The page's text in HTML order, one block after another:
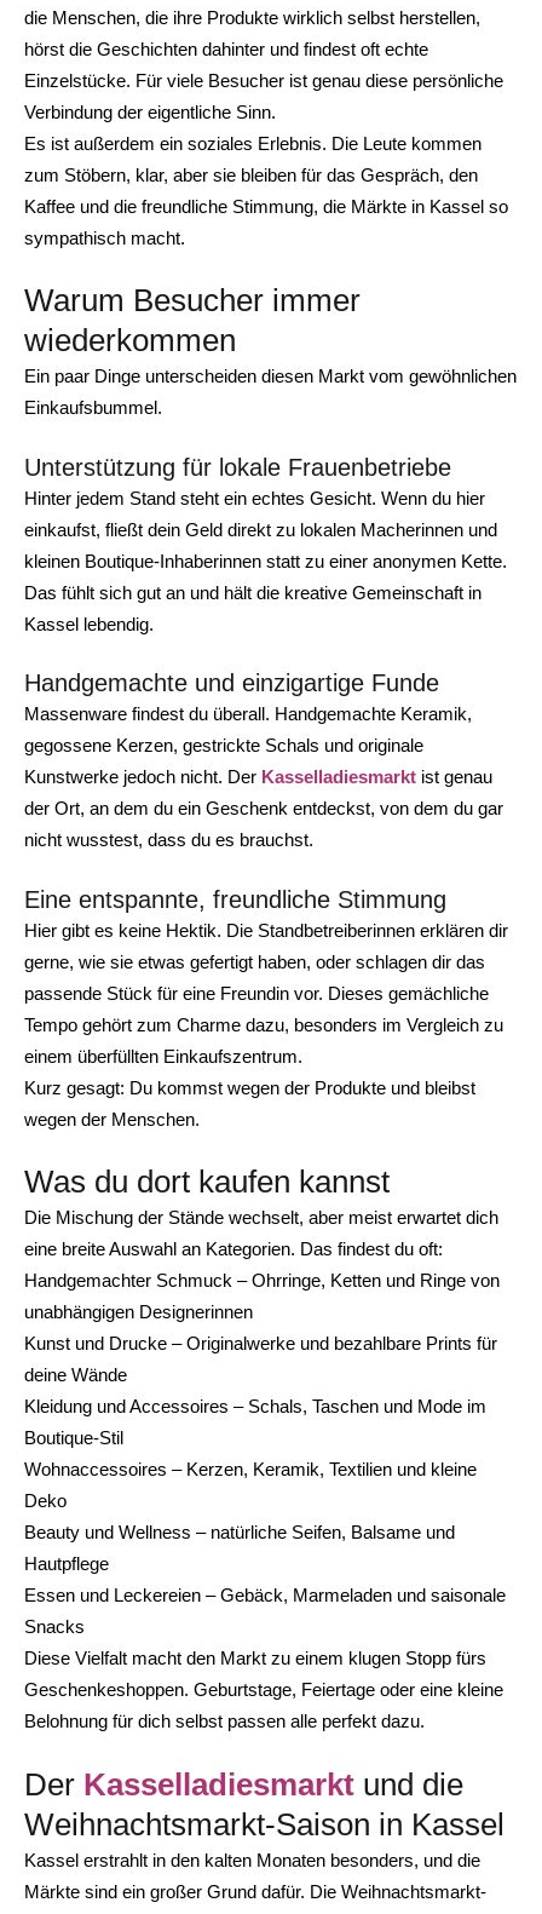
die Menschen, die ihre Produkte wirklich selbst herstellen,
hörst die Geschichten dahinter und findest oft echte
Einzelstücke. Für viele Besucher ist genau diese persönliche
Verbindung der eigentliche Sinn.
Es ist außerdem ein soziales Erlebnis. Die Leute kommen
zum Stöbern, klar, aber sie bleiben für das Gespräch, den
Kaffee und die freundliche Stimmung, die Märkte in Kassel so
sympathisch macht.
Warum Besucher immer
wiederkommen
Ein paar Dinge unterscheiden diesen Markt vom gewöhnlichen
Einkaufsbummel.
Unterstützung für lokale Frauenbetriebe
Hinter jedem Stand steht ein echtes Gesicht. Wenn du hier
einkaufst, fließt dein Geld direkt zu lokalen Macherinnen und
kleinen Boutique-Inhaberinnen statt zu einer anonymen Kette.
Das fühlt sich gut an und hält die kreative Gemeinschaft in
Kassel lebendig.
Handgemachte und einzigartige Funde
Massenware findest du überall. Handgemachte Keramik,
gegossene Kerzen, gestrickte Schals und originale
Kunstwerke jedoch nicht. Der Kasselladiesmarkt ist genau
der Ort, an dem du ein Geschenk entdeckst, von dem du gar
nicht wusstest, dass du es brauchst.
Eine entspannte, freundliche Stimmung
Hier gibt es keine Hektik. Die Standbetreiberinnen erklären dir
gerne, wie sie etwas gefertigt haben, oder schlagen dir das
passende Stück für eine Freundin vor. Dieses gemächliche
Tempo gehört zum Charme dazu, besonders im Vergleich zu
einem überfüllten Einkaufszentrum.
Kurz gesagt: Du kommst wegen der Produkte und bleibst
wegen der Menschen.
Was du dort kaufen kannst
Die Mischung der Stände wechselt, aber meist erwartet dich
eine breite Auswahl an Kategorien. Das findest du oft:
Handgemachter Schmuck – Ohrringe, Ketten und Ringe von
unabhängigen Designerinnen
Kunst und Drucke – Originalwerke und bezahlbare Prints für
deine Wände
Kleidung und Accessoires – Schals, Taschen und Mode im
Boutique-Stil
Wohnaccessoires – Kerzen, Keramik, Textilien und kleine
Deko
Beauty und Wellness – natürliche Seifen, Balsame und
Hautpflege
Essen und Leckereien – Gebäck, Marmeladen und saisonale
Snacks
Diese Vielfalt macht den Markt zu einem klugen Stopp fürs
Geschenkeshoppen. Geburtstage, Feiertage oder eine kleine
Belohnung für dich selbst passen alle perfekt dazu.
Der Kasselladiesmarkt und die
Weihnachtsmarkt-Saison in Kassel
Kassel erstrahlt in den kalten Monaten besonders, und die
Märkte sind ein großer Grund dafür. Die Weihnachtsmarkt-